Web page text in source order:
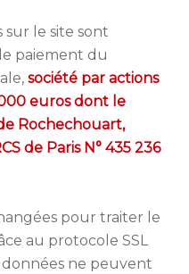
sur le site sont
paiement du
société par actions
euros dont le
Rochechouart,
de Paris N° 435 236
pour traiter le
au protocole SSL
données ne peuvent